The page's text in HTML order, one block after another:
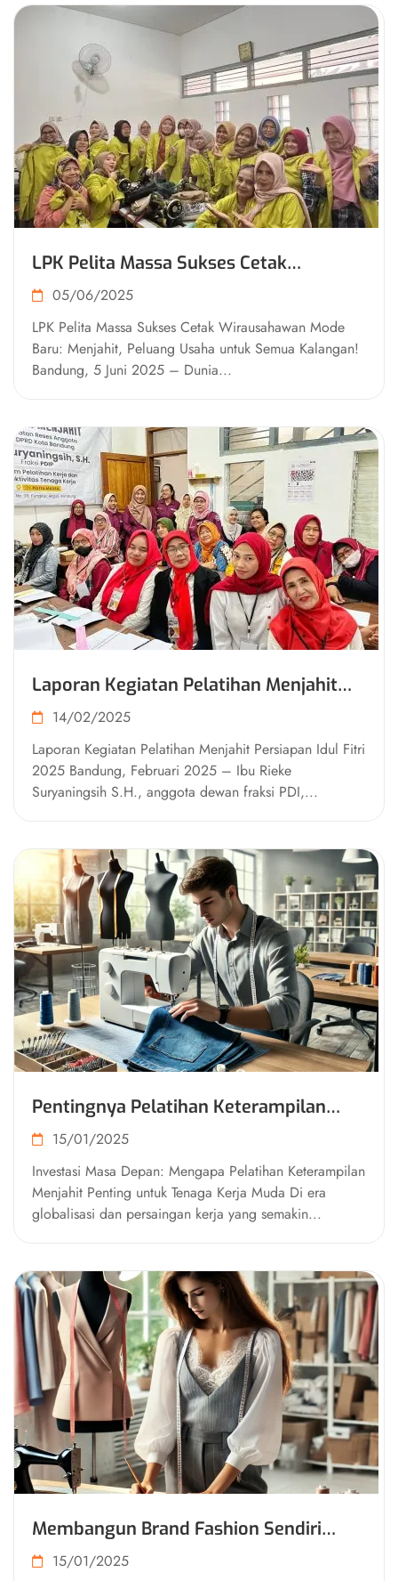
LPK Pelita Massa Sukses Cetak
Wirausahawan Mode Baru
05/06/2025
LPK Pelita Massa Sukses Cetak Wirausahawan Mode
Baru: Menjahit, Peluang Usaha untuk Semua Kalangan!
Bandung, 5 Juni 2025 – Dunia...
Laporan Kegiatan Pelatihan Menjahit
Persiapan Idul Fitri 2025
14/02/2025
Laporan Kegiatan Pelatihan Menjahit Persiapan Idul Fitri
2025 Bandung, Februari 2025 – Ibu Rieke
Suryaningsih S.H., anggota dewan fraksi PDI,...
Pentingnya Pelatihan Keterampilan
Menjahit untuk Tenaga Kerja Muda
15/01/2025
Investasi Masa Depan: Mengapa Pelatihan Keterampilan
Menjahit Penting untuk Tenaga Kerja Muda Di era
globalisasi dan persaingan kerja yang semakin...
Membangun Brand Fashion Sendiri
Melalui Keterampilan Menjahit
15/01/2025